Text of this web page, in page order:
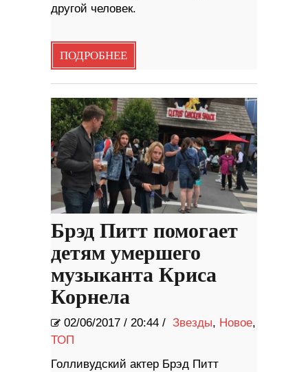
другой человек.
ПОДРОБНЕЕ
Брэд Питт помогает
детям умершего
музыканта Криса
Корнела
02/06/2017 / 20:44 / Звезды, Новое,
ТОП
Голливудский актер Брэд Питт